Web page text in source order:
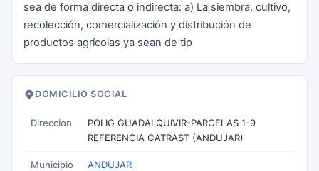
sea de forma directa o indirecta: a) La siembra, cultivo,
recolección, comercialización y distribución de
productos agrícolas ya sean de tip
DOMICILIO SOCIAL
Direccion
POLIG GUADALQUIVIR-PARCELAS 1-9
REFERENCIA CATRAST (ANDUJAR)
Municipio ANDUJAR